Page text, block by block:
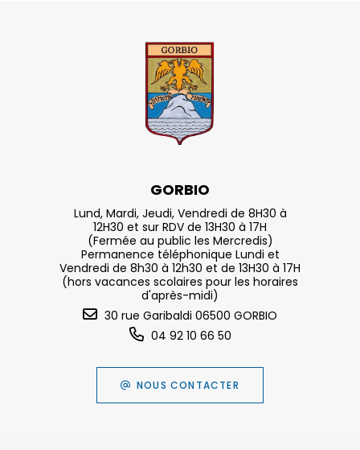
GORBIO
Lund, Mardi, Jeudi, Vendredi de 8H30 à
12H30 et sur RDV de 13H30 à 17H
(Fermée au public les Mercredis)
Permanence téléphonique Lundi et
Vendredi de 8h30 à 12h30 et de 13H30 à 17H
(hors vacances scolaires pour les horaires
d'après-midi)
30 rue Garibaldi 06500 GORBIO
04 92 10 66 50
NOUS CONTACTER